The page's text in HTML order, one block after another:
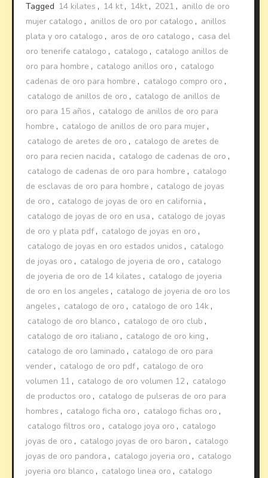
Tagged 14 kilates , 14 kt, 14kt, 2021 , anillo de oro
mujer catalogo , anillos de oro por catalogo , anillos
plata y oro catalogo , aros de oro catalogo , casa del
oro tenerife catalogo , catalogo , catalogo anillos de
oro para hombre , catalogo anillos oro , catalogo
cadenas de oro para hombre , catalogo compro oro ,
catalogo de anillos de oro , catalogo de anillos de
oro para 15 años , catalogo de anillos de oro para
hombre , catalogo de anillos de oro para mujer ,
catalogo de aretes de oro , catalogo de aretes de
oro para recien nacida , catalogo de cadenas de oro ,
catalogo de cadenas de oro para hombre , catalogo
de esclavas de oro para hombre , catalogo de joyas
de oro , catalogo de joyas de oro en california ,
catalogo de joyas de oro en usa , catalogo de joyas
de oro y plata pdf , catalogo de joyas en oro ,
catalogo de joyas en oro estados unidos , catalogo
de joyas oro , catalogo de joyeria de oro , catalogo
de joyeria de oro de 14 kilates , catalogo de joyeria
de oro en los angeles , catalogo de joyeria de oro los
angeles , catalogo de oro , catalogo de oro 14k ,
catalogo de oro blanco , catalogo de oro club ,
catalogo de oro italiano , catalogo de oro king ,
catalogo de oro laminado , catalogo de oro para
vender , catalogo de oro pdf , catalogo de oro
volumen 11 , catalogo de oro volumen 12 , catalogo
de productos oro , catalogo de pulseras de oro para
hombres , catalogo ficha oro , catalogo fichas oro ,
catalogo filtros oro , catalogo joya oro , catalogo
joyas de oro , catalogo joyas de oro baron , catalogo
joyas de oro pandora , catalogo joyeria oro , catalogo
joyeria oro blanco , catalogo linea oro , catalogo